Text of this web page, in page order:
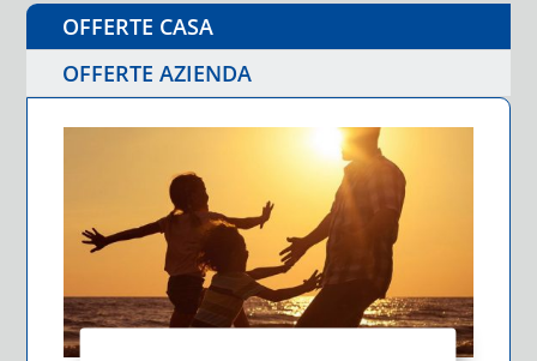
OFFERTE CASA
OFFERTE AZIENDA